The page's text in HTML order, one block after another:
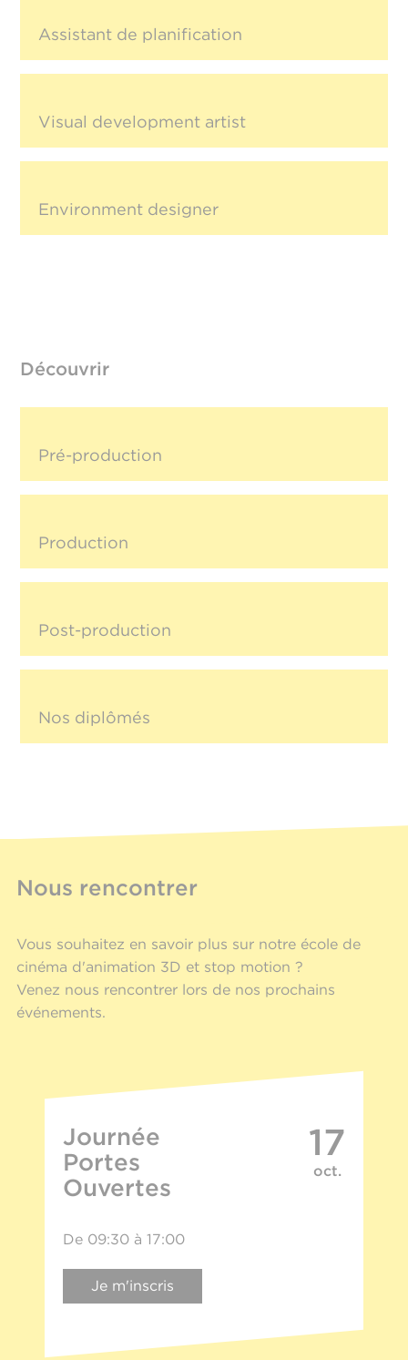
Assistant de planification
Visual development artist
Environment designer
Découvrir
Pré-production
Production
Post-production
Nos diplômés
Nous rencontrer
Vous souhaitez en savoir plus sur notre école de
cinéma d'animation 3D et stop motion ?
Venez nous rencontrer lors de nos prochains
événements.
Journée
Portes
Ouvertes
17
oct.
De 09:30 à 17:00
Je m'inscris